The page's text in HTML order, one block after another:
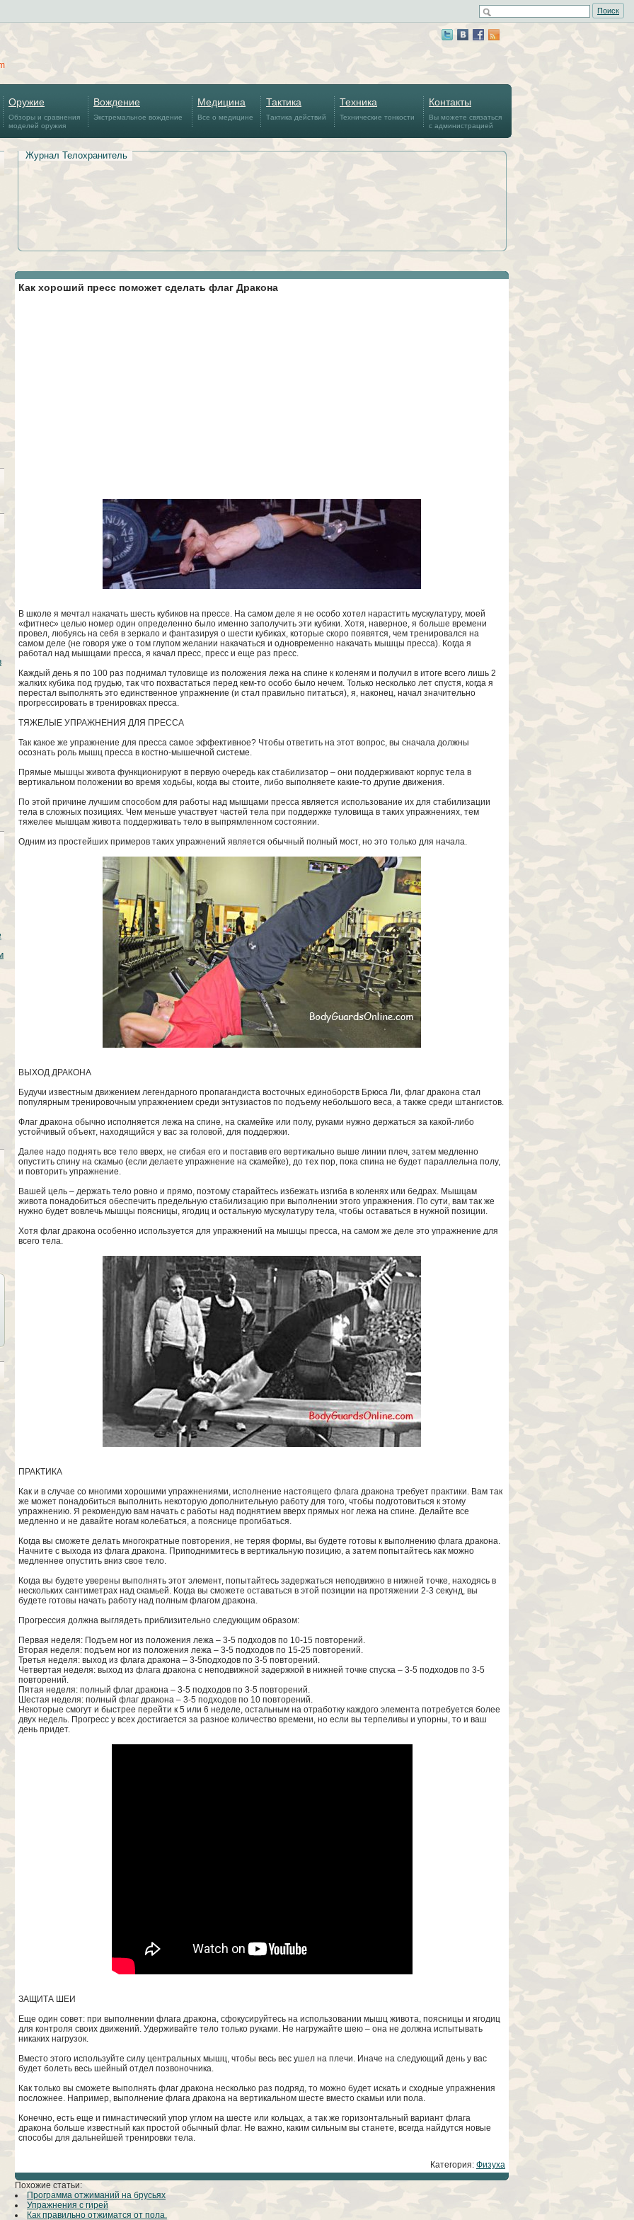
Поиск
Оружие
Обзоры и сравнения
моделей оружия
Вождение
Экстремальное вождение
Медицина
Все о медицине
Тактика
Тактика действий
Техника
Технические тонкости
Контакты
Вы можете связаться
с администрацией
Журнал Телохранитель
Как хороший пресс поможет сделать флаг Дракона
В школе я мечтал накачать шесть кубиков на прессе. На самом деле я не особо хотел нарастить мускулатуру, моей
«фитнес» целью номер один определенно было именно заполучить эти кубики. Хотя, наверное, я больше времени
провел, любуясь на себя в зеркало и фантазируя о шести кубиках, которые скоро появятся, чем тренировался на
самом деле (не говоря уже о том глупом желании накачаться и одновременно накачать мышцы пресса). Когда я
работал над мышцами пресса, я качал пресс, пресс и еще раз пресс.
Каждый день я по 100 раз поднимал туловище из положения лежа на спине к коленям и получил в итоге всего лишь 2
жалких кубика под грудью, так что похвастаться перед кем-то особо было нечем. Только несколько лет спустя, когда я
перестал выполнять это единственное упражнение (и стал правильно питаться), я, наконец, начал значительно
прогрессировать в тренировках пресса.
ТЯЖЕЛЫЕ УПРАЖНЕНИЯ ДЛЯ ПРЕССА
Так какое же упражнение для пресса самое эффективное? Чтобы ответить на этот вопрос, вы сначала должны
осознать роль мышц пресса в костно-мышечной системе.
Прямые мышцы живота функционируют в первую очередь как стабилизатор – они поддерживают корпус тела в
вертикальном положении во время ходьбы, когда вы стоите, либо выполняете какие-то другие движения.
По этой причине лучшим способом для работы над мышцами пресса является использование их для стабилизации
тела в сложных позициях. Чем меньше участвует частей тела при поддержке туловища в таких упражнениях, тем
тяжелее мышцам живота поддерживать тело в выпрямленном состоянии.
Одним из простейших примеров таких упражнений является обычный полный мост, но это только для начала.
ВЫХОД ДРАКОНА
Будучи известным движением легендарного пропагандиста восточных единоборств Брюса Ли, флаг дракона стал
популярным тренировочным упражнением среди энтузиастов по подъему небольшого веса, а также среди штангистов.
Флаг дракона обычно исполняется лежа на спине, на скамейке или полу, руками нужно держаться за какой-либо
устойчивый объект, находящийся у вас за головой, для поддержки.
Далее надо поднять все тело вверх, не сгибая его и поставив его вертикально выше линии плеч, затем медленно
опустить спину на скамью (если делаете упражнение на скамейке), до тех пор, пока спина не будет параллельна полу,
и повторить упражнение.
Вашей цель – держать тело ровно и прямо, поэтому старайтесь избежать изгиба в коленях или бедрах. Мышцам
живота понадобиться обеспечить предельную стабилизацию при выполнении этого упражнения. По сути, вам так же
нужно будет вовлечь мышцы поясницы, ягодиц и остальную мускулатуру тела, чтобы оставаться в нужной позиции.
Хотя флаг дракона особенно используется для упражнений на мышцы пресса, на самом же деле это упражнение для
всего тела.
ПРАКТИКА
Как и в случае со многими хорошими упражнениями, исполнение настоящего флага дракона требует практики. Вам так
же может понадобиться выполнить некоторую дополнительную работу для того, чтобы подготовиться к этому
упражнению. Я рекомендую вам начать с работы над поднятием вверх прямых ног лежа на спине. Делайте все
медленно и не давайте ногам колебаться, а пояснице прогибаться.
Когда вы сможете делать многократные повторения, не теряя формы, вы будете готовы к выполнению флага дракона.
Начните с выхода из флага дракона. Приподнимитесь в вертикальную позицию, а затем попытайтесь как можно
медленнее опустить вниз свое тело.
Когда вы будете уверены выполнять этот элемент, попытайтесь задержаться неподвижно в нижней точке, находясь в
нескольких сантиметрах над скамьей. Когда вы сможете оставаться в этой позиции на протяжении 2-3 секунд, вы
будете готовы начать работу над полным флагом дракона.
Прогрессия должна выглядеть приблизительно следующим образом:
Первая неделя: Подъем ног из положения лежа – 3-5 подходов по 10-15 повторений.
Вторая неделя: подъем ног из положения лежа – 3-5 подходов по 15-25 повторений.
Третья неделя: выход из флага дракона – 3-5подходов по 3-5 повторений.
Четвертая неделя: выход из флага дракона с неподвижной задержкой в нижней точке спуска – 3-5 подходов по 3-5
повторений.
Пятая неделя: полный флаг дракона – 3-5 подходов по 3-5 повторений.
Шестая неделя: полный флаг дракона – 3-5 подходов по 10 повторений.
Некоторые смогут и быстрее перейти к 5 или 6 неделе, остальным на отработку каждого элемента потребуется более
двух недель. Прогресс у всех достигается за разное количество времени, но если вы терпеливы и упорны, то и ваш
день придет.
ЗАЩИТА ШЕИ
Еще один совет: при выполнении флага дракона, сфокусируйтесь на использовании мышц живота, поясницы и ягодиц
для контроля своих движений. Удерживайте тело только руками. Не нагружайте шею – она не должна испытывать
никаких нагрузок.
Вместо этого используйте силу центральных мышц, чтобы весь вес ушел на плечи. Иначе на следующий день у вас
будет болеть весь шейный отдел позвоночника.
Как только вы сможете выполнять флаг дракона несколько раз подряд, то можно будет искать и сходные упражнения
посложнее. Например, выполнение флага дракона на вертикальном шесте вместо скамьи или пола.
Конечно, есть еще и гимнастический упор углом на шесте или кольцах, а так же горизонтальный вариант флага
дракона больше известный как простой обычный флаг. Не важно, каким сильным вы станете, всегда найдутся новые
способы для дальнейшей тренировки тела.
Категория: Физуха
Похожие статьи:
Программа отжиманий на брусьях
Упражнения с гирей
Как правильно отжиматся от пола.